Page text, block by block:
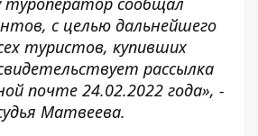
с целью дальнейшего
туристов, купивших
рассылка
почте 24.02.2022 года», -
Матвеева.